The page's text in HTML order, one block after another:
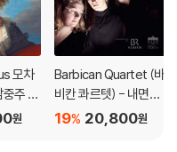
모차
주 전
원
Barbican Quartet (바
비칸 콰르텟) - 내면의
빛 (Lux Intus)
20,800원
19%